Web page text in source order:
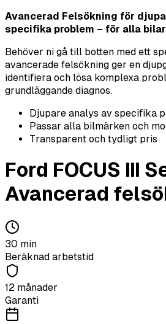
Avancerad Felsökning för
specifika problem – för alla bilar
Behöver ni gå till botten med ett
avancerade felsökning ger en
identifiera och lösa komplexa
grundläggande diagnos.
Djupare analys av specifika
Passar alla bilmärken och
Transparent och tydligt pris
Ford FOCUS III
Avancerad
30 min
Beräknad arbetstid
12 månader
Garanti